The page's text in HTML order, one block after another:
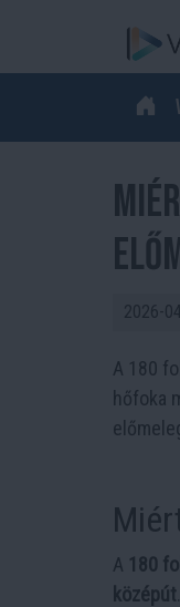
2026-
A 180
hőfoka
A 180
középút